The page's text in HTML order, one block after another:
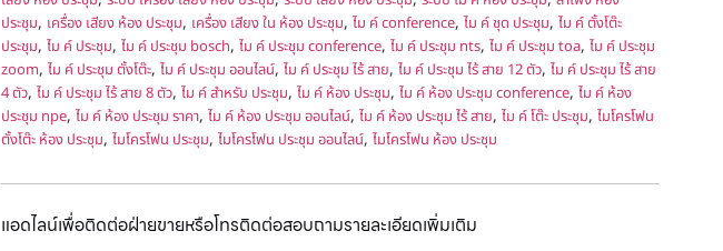
ประชุม, เครื่อง เสียง ห้อง ประชุม, เครื่อง เสียง ใน ห้อง ประชุม, ไม ค์ conference, ไม ค์ ชุด ประชุม, ไม ค์ ตั้งโต๊ะ
ประชุม, ไม ค์ ประชุม, ไม ค์ ประชุม bosch, ไม ค์ ประชุม conference, ไม ค์ ประชุม nts, ไม ค์ ประชุม toa, ไม ค์ ประชุม
zoom, ไม ค์ ประชุม ตั้งโต๊ะ, ไม ค์ ประชุม ออนไลน์, ไม ค์ ประชุม ไร้ สาย, ไม ค์ ประชุม ไร้ สาย 12 ตัว, ไม ค์ ประชุม ไร้ สาย
4 ตัว, ไม ค์ ประชุม ไร้ สาย 8 ตัว, ไม ค์ สำหรับ ประชุม, ไม ค์ ห้อง ประชุม, ไม ค์ ห้อง ประชุม conference, ไม ค์ ห้อง
ประชุม npe, ไม ค์ ห้อง ประชุม ราคา, ไม ค์ ห้อง ประชุม ออนไลน์, ไม ค์ ห้อง ประชุม ไร้ สาย, ไม ค์ โต๊ะ ประชุม, ไมโครโฟน
ตั้งโต๊ะ ห้อง ประชุม, ไมโครโฟน ประชุม, ไมโครโฟน ประชุม ออนไลน์, ไมโครโฟน ห้อง ประชุม
แอดไลน์เพื่อติดต่อฝ่ายขายหรือโทรติดต่อสอบถามรายละเอียดเพิ่มเติม